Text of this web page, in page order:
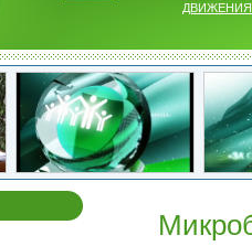
ДВИЖЕНИЯ